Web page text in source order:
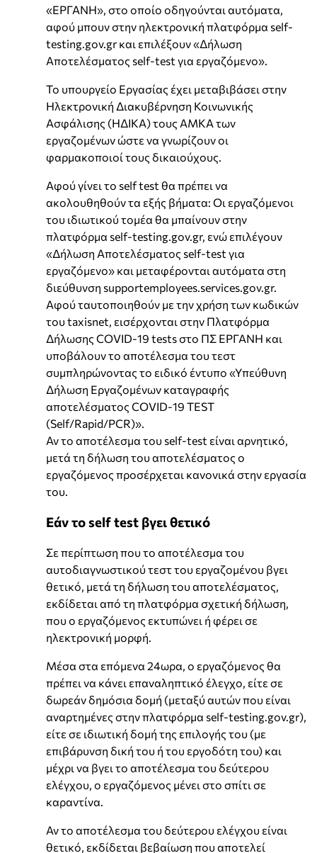
«ΕΡΓΑΝΗ», στο οποίο οδηγούνται αυτόματα,
αφού μπουν στην ηλεκτρονική πλατφόρμα self-
testing.gov.gr και επιλέξουν «Δήλωση
Αποτελέσματος self-test για εργαζόμενο».
Το υπουργείο Εργασίας έχει μεταβιβάσει στην
Ηλεκτρονική Διακυβέρνηση Κοινωνικής
Ασφάλισης (ΗΔΙΚΑ) τους ΑΜΚΑ των
εργαζομένων ώστε να γνωρίζουν οι
φαρμακοποιοί τους δικαιούχους.
Αφού γίνει το self test θα πρέπει να
ακολουθηθούν τα εξής βήματα: Οι εργαζόμενοι
του ιδιωτικού τομέα θα μπαίνουν στην
πλατφόρμα self-testing.gov.gr, ενώ επιλέγουν
«Δήλωση Αποτελέσματος self-test για
εργαζόμενο» και μεταφέρονται αυτόματα στη
διεύθυνση supportemployees.services.gov.gr.
Αφού ταυτοποιηθούν με την χρήση των κωδικών
του taxisnet, εισέρχονται στην Πλατφόρμα
Δήλωσης COVID-19 tests στο ΠΣ ΕΡΓΑΝΗ και
υποβάλουν το αποτέλεσμα του τεστ
συμπληρώνοντας το ειδικό έντυπο «Υπεύθυνη
Δήλωση Εργαζομένων καταγραφής
αποτελέσματος COVID-19 TEST
(Self/Rapid/PCR)».
Αν το αποτέλεσμα του self-test είναι αρνητικό,
μετά τη δήλωση του αποτελέσματος ο
εργαζόμενος προσέρχεται κανονικά στην εργασία
του.
Εάν το self test βγει θετικό
Σε περίπτωση που το αποτέλεσμα του
αυτοδιαγνωστικού τεστ του εργαζομένου βγει
θετικό, μετά τη δήλωση του αποτελέσματος,
εκδίδεται από τη πλατφόρμα σχετική δήλωση,
που ο εργαζόμενος εκτυπώνει ή φέρει σε
ηλεκτρονική μορφή.
Μέσα στα επόμενα 24ωρα, ο εργαζόμενος θα
πρέπει να κάνει επαναληπτικό έλεγχο, είτε σε
δωρεάν δημόσια δομή (μεταξύ αυτών που είναι
αναρτημένες στην πλατφόρμα self-testing.gov.gr),
είτε σε ιδιωτική δομή της επιλογής του (με
επιβάρυνση δική του ή του εργοδότη του) και
μέχρι να βγει το αποτέλεσμα του δεύτερου
ελέγχου, ο εργαζόμενος μένει στο σπίτι σε
καραντίνα.
Αν το αποτέλεσμα του δεύτερου ελέγχου είναι
θετικό, εκδίδεται βεβαίωση που αποτελεί